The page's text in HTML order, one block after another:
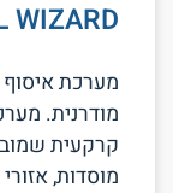
WIZARD
מערכת איסוף
מודרנית.
קרקעית
מוסדות,